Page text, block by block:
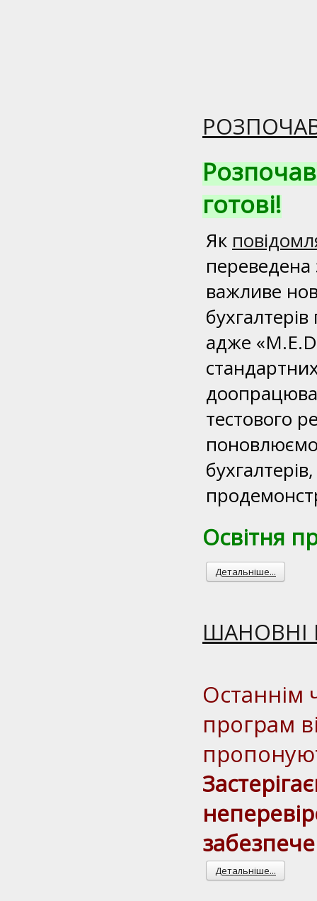
готові!
Як
важливе
адже
тестового
поновлюємо
Освітня
Детальніше...
ШАНОВНІ
Останнім
програм
Детальніше...